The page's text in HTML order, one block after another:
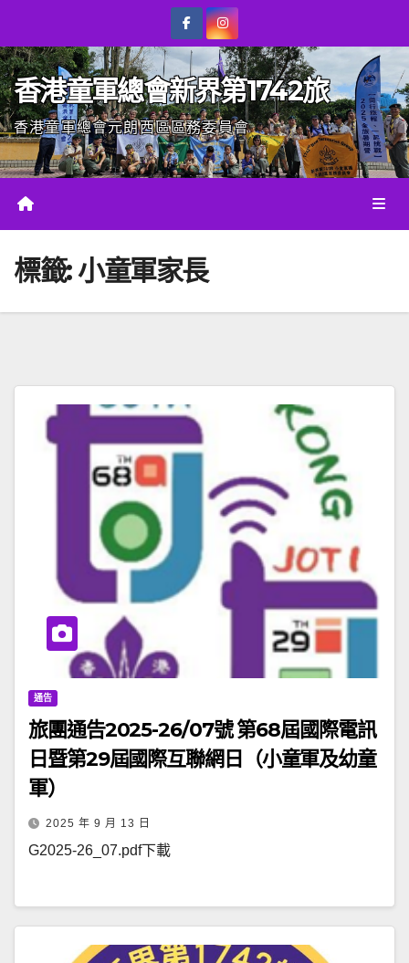
content
香港童軍總會新界第1742旅
香港童軍總會元朗西區區務委員會
標籤:小童軍家長
通告
旅團通告2025-26/07號 第68屆國際電訊
日暨第29屆國際互聯網日（小童軍及幼童
軍）
2025 年 9 月 13 日
G2025-26_07.pdf下載